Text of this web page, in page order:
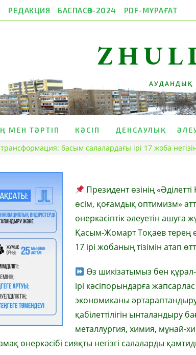
РЕДАКЦИЯ БАСПАСӨЗ-2024 PDF-МҰРАҒАТ
АУДАНДЫҚ
МЕН ТӘРТІП КӘСІП ДЕНСАУЛЫҚ
трансформация: басым салалардағы ірі 17 жоба
Президент өзінің
өсім, қоғамдық оптимизм»
өнеркәсіптік әлеуетін ашуға
Қасым-Жомарт Тоқаев терең
17 ірі жобаның тізімін атап
Өз шикізатымыз бен
ірі кәсіпорындарға
экономиканы
қабілеттілігін ынталандыру
металлургия, химия, мұнай-
өнеркәсібі сияқты негізгі салаларды